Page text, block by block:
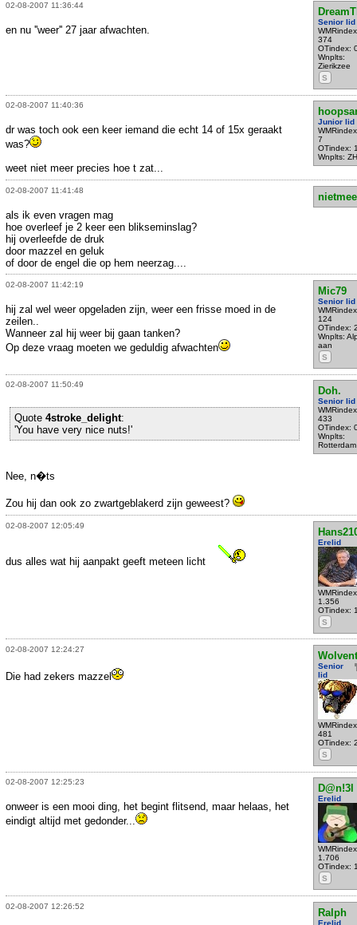
02-08-2007 11:36:44
Senior lid
374
OTindex:
Wnplts:
Zierikzee
S
en nu ''weer'' 27 jaar afwachten.
02-08-2007 11:40:36
Junior lid
7
OTindex:
Wnplts: ZH
dr was toch ook een keer iemand die echt 14 of 15x geraakt
was?
weet niet meer precies hoe t zat...
02-08-2007 11:41:48
als ik even vragen mag
hoe overleef je 2 keer een blikseminslag?
hij overleefde de druk
door mazzel en geluk
of door de engel die op hem neerzag....
02-08-2007 11:42:19
Mic79
Senior lid
124
OTindex:
Wnplts:
aan
S
hij zal wel weer opgeladen zijn, weer een frisse moed in de
zeilen..
Wanneer zal hij weer bij gaan tanken?
Op deze vraag moeten we geduldig afwachten
02-08-2007 11:50:49
Doh.
Senior lid
433
OTindex:
Wnplts:
Rotterdam
Quote 4stroke_delight:
'You have very nice nuts!'
Nee, n�ts
Zou hij dan ook zo zwartgeblakerd zijn geweest?
02-08-2007 12:05:49
Erelid
1.356
OTindex:
S
dus alles wat hij aanpakt geeft meteen licht
02-08-2007 12:24:27
Senior
lid
481
OTindex:
S
Die had zekers mazzel
02-08-2007 12:25:23
D@n!3l
Erelid
1.706
OTindex:
S
onweer is een mooi ding, het begint flitsend, maar helaas, het
eindigt altijd met gedonder...
02-08-2007 12:26:52
Ralph
Erelid